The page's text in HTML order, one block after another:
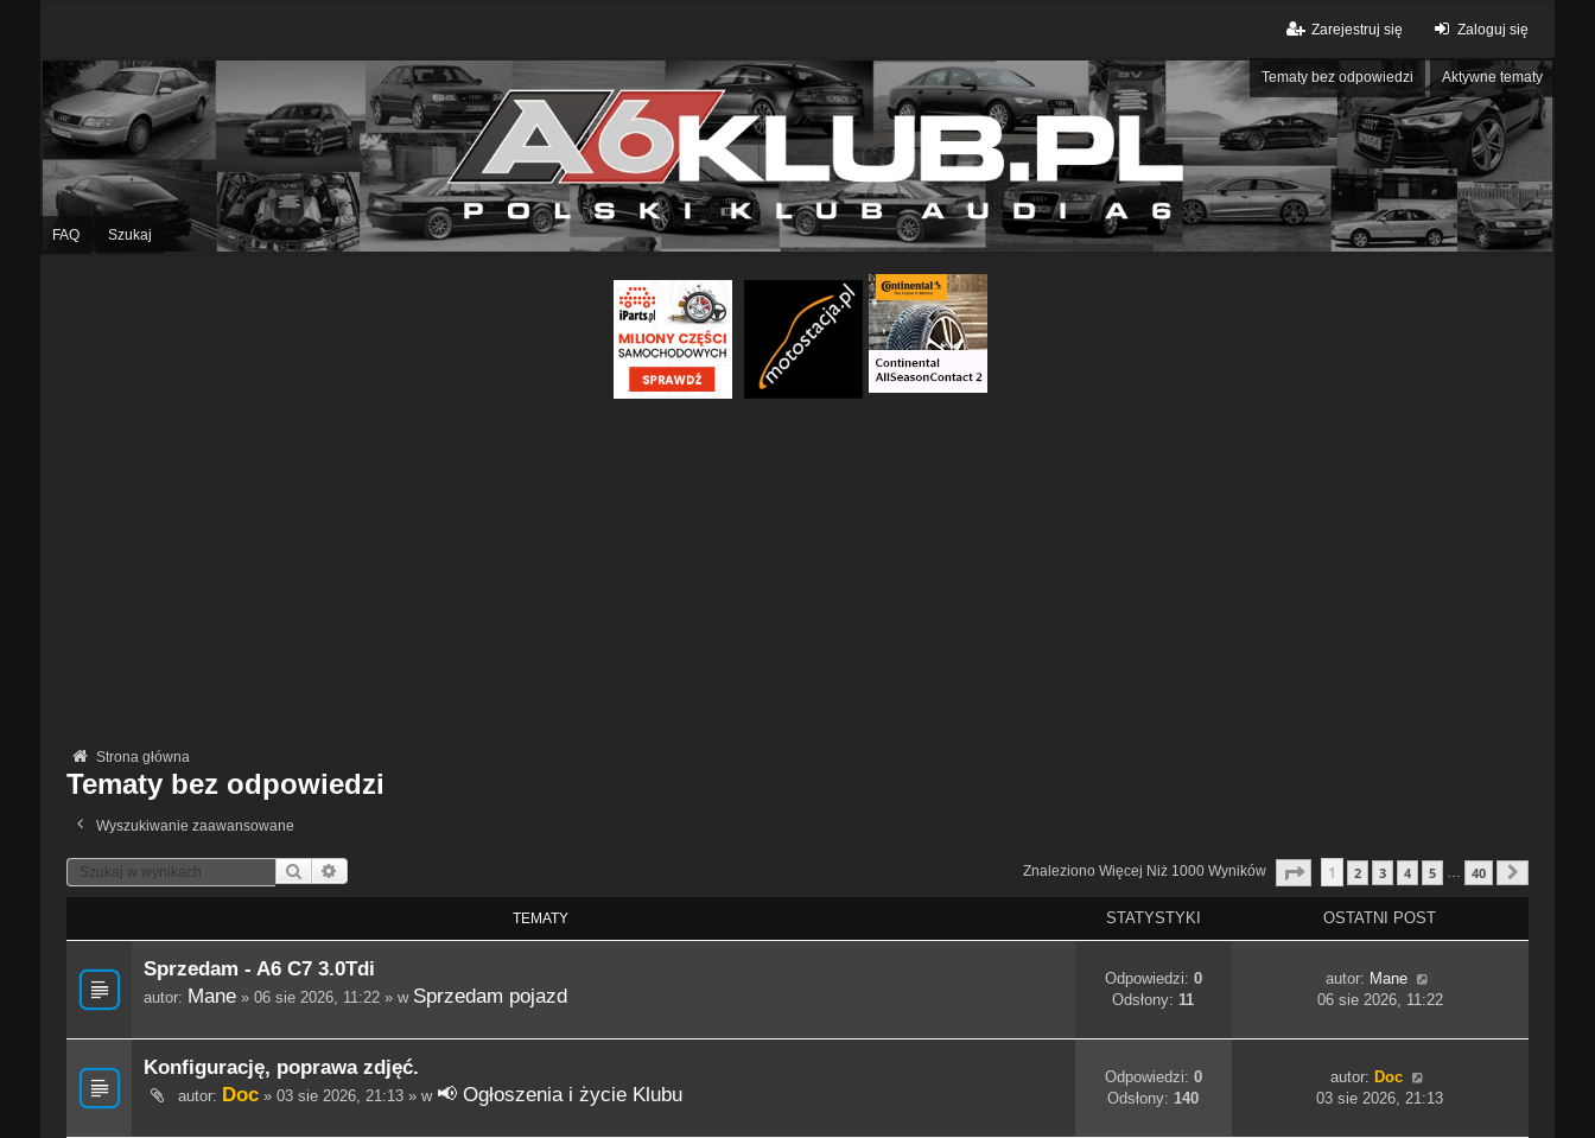
Zaloguj się
Zarejestruj się
Tematy bez odpowiedzi Aktywne tematy
FAQ Szukaj
Strona główna
Tematy bez odpowiedzi
Wyszukiwanie zaawansowane
Szukaj Znaleziono Więcej Niż 1000 Wyników Strona 1Z 40
1 2 3 4 5 … 40
TEMATY STATYSTYKI OSTATNI POST
Sprzedam - A6 C7 3.0Tdi
autor: Mane» 06 sie 2026, 11:22 » w Sprzedam pojazd
Odpowiedzi: 0
Odsłony:11
autor: Mane
06 sie 2026, 11:22
Konfigurację, poprawa zdjęć.
autor: Doc» 03 sie 2026, 21:13 » w 📢 Ogłoszenia i życie Klubu
Odpowiedzi: 0
Odsłony:140
autor: Doc
03 sie 2026, 21:13